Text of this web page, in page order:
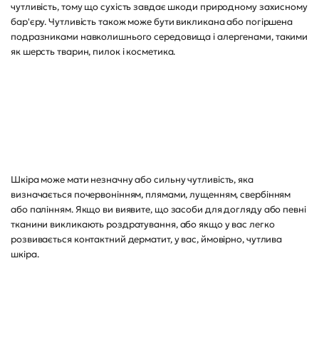
чутливість, тому що сухість завдає шкоди природному захисному
бар'єру. Чутливість також може бути викликана або погіршена
подразниками навколишнього середовища і алергенами, такими
як шерсть тварин, пилок і косметика.
Шкіра може мати незначну або сильну чутливість, яка
визначається почервонінням, плямами, лущенням, свербінням
або палінням. Якщо ви виявите, що засоби для догляду або певні
тканини викликають роздратування, або якщо у вас легко
розвивається контактний дерматит, у вас, ймовірно, чутлива
шкіра.